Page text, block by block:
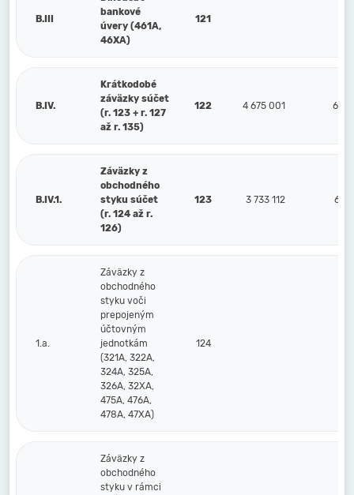
B.III
bankové
úvery (461A,
46XA)
121
B.IV.
Krátkodobé
záväzky súčet
(r. 123 + r. 127
až r. 135)
122 4 675 001 6
B.IV.1.
Záväzky z
obchodného
styku súčet
(r. 124 až r.
126)
123 3 733 112 6
1.a.
Záväzky z
obchodného
styku voči
prepojeným
účtovným
jednotkám
(321A, 322A,
324A, 325A,
326A, 32XA,
475A, 476A,
478A, 47XA)
124
Záväzky z
obchodného
styku v rámci